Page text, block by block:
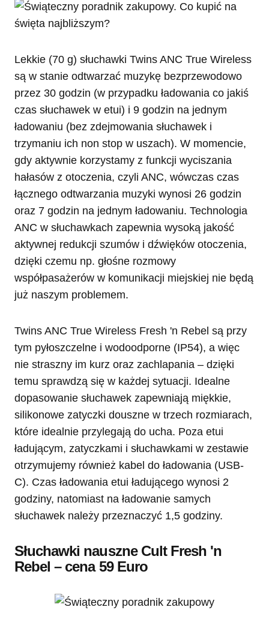
Lekkie (70 g) słuchawki Twins ANC True Wireless
są w stanie odtwarzać muzykę bezprzewodowo
przez 30 godzin (w przypadku ładowania co jakiś
czas słuchawek w etui) i 9 godzin na jednym
ładowaniu (bez zdejmowania słuchawek i
trzymaniu ich non stop w uszach). W momencie,
gdy aktywnie korzystamy z funkcji wyciszania
hałasów z otoczenia, czyli ANC, wówczas czas
łącznego odtwarzania muzyki wynosi 26 godzin
oraz 7 godzin na jednym ładowaniu. Technologia
ANC w słuchawkach zapewnia wysoką jakość
aktywnej redukcji szumów i dźwięków otoczenia,
dzięki czemu np. głośne rozmowy
współpasażerów w komunikacji miejskiej nie będą
już naszym problemem.
Twins ANC True Wireless Fresh 'n Rebel są przy
tym pyłoszczelne i wodoodporne (IP54), a więc
nie straszny im kurz oraz zachlapania – dzięki
temu sprawdzą się w każdej sytuacji. Idealne
dopasowanie słuchawek zapewniają miękkie,
silikonowe zatyczki douszne w trzech rozmiarach,
które idealnie przylegają do ucha. Poza etui
ładującym, zatyczkami i słuchawkami w zestawie
otrzymujemy również kabel do ładowania (USB-
C). Czas ładowania etui ładującego wynosi 2
godziny, natomiast na ładowanie samych
słuchawek należy przeznaczyć 1,5 godziny.
Słuchawki nauszne Cult Fresh 'n
Rebel – cena 59 Euro